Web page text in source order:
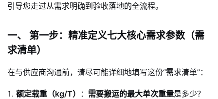
引导您走过从需求明确到验收落地的全流程。
一、 第一步：精准定义七大核心需求参数（需
求清单）
在与供应商沟通前，请尽可能详细地填写这份“需求清单”：
额定载重（kg/T） ： 需要搬运的最大单次重量是多少？